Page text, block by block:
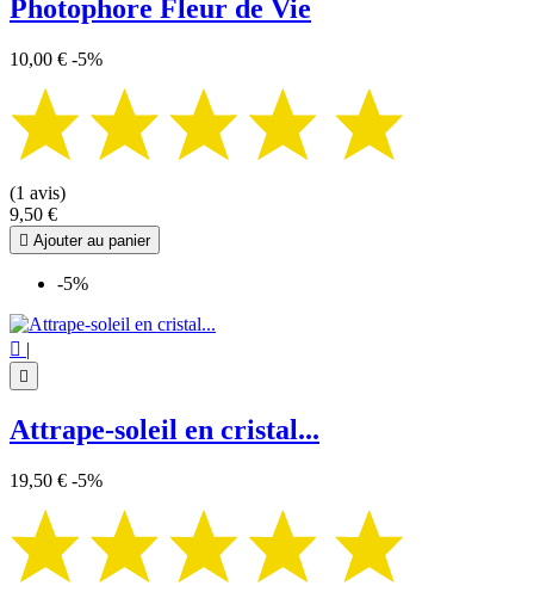
Photophore Fleur de Vie
10,00 € -5%
(1 avis)
9,50 €
 Ajouter au panier
-5%


Attrape-soleil en cristal...
19,50 € -5%